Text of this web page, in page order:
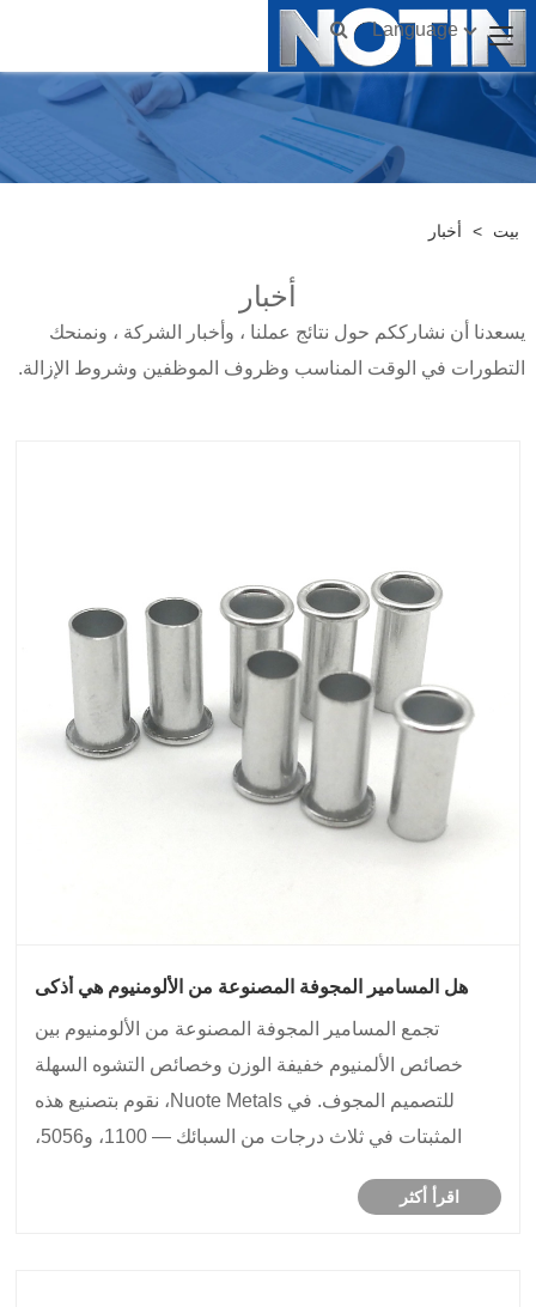
Language
بيت > أخبار
أخبار
يسعدنا أن نشارككم حول نتائج عملنا ، وأخبار الشركة ، ونمنحك
التطورات في الوقت المناسب وظروف الموظفين وشروط الإزالة.
هل المسامير المجوفة المصنوعة من الألومنيوم هي أذكى
تجمع المسامير المجوفة المصنوعة من الألومنيوم بين
خصائص الألمنيوم خفيفة الوزن وخصائص التشوه السهلة
للتصميم المجوف. في Nuote Metals، نقوم بتصنيع هذه
المثبتات في ثلاث درجات من السبائك — 1100، و5056،
اقرأ أكثر